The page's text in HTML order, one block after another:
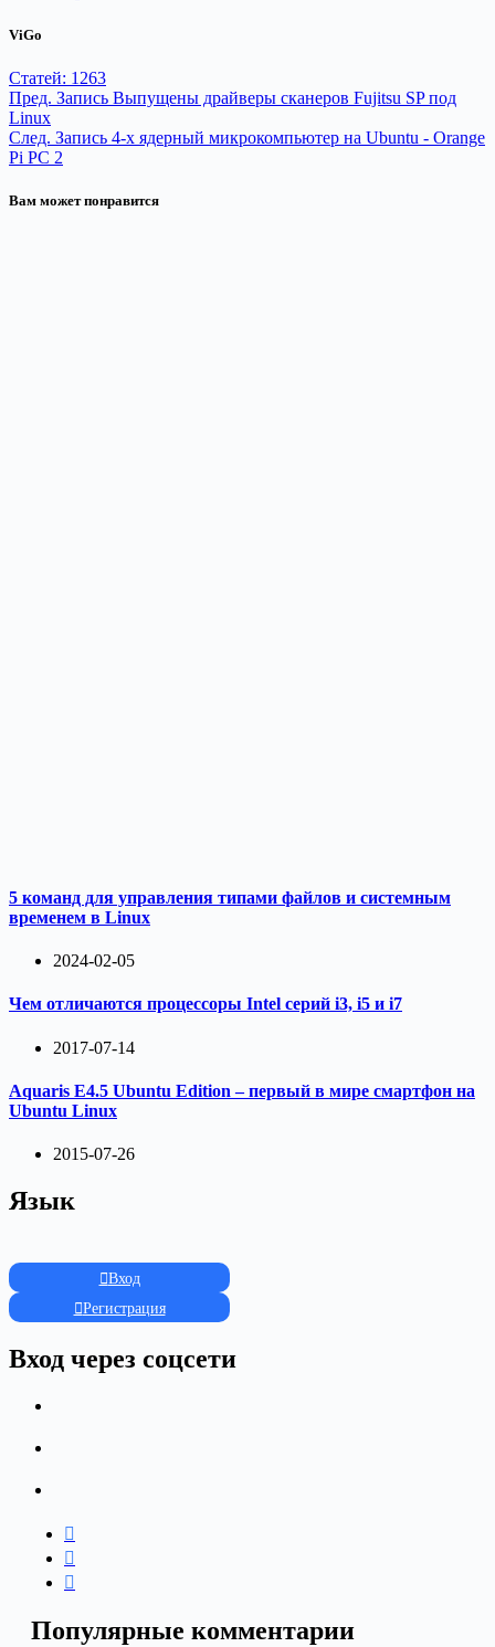
ViGo
Статей: 1263
Пред. Запись Выпущены драйверы сканеров Fujitsu SP под
Linux
След. Запись 4-х ядерный микрокомпьютер на Ubuntu - Orange
Pi PC 2
Вам может понравится
5 команд для управления типами файлов и системным
временем в Linux
2024-02-05
Чем отличаются процессоры Intel серий i3, i5 и i7
2017-07-14
Aquaris E4.5 Ubuntu Edition – первый в мире смартфон на
Ubuntu Linux
2015-07-26
Язык
Вход
Регистрация
Вход через соцсети
Популярные комментарии